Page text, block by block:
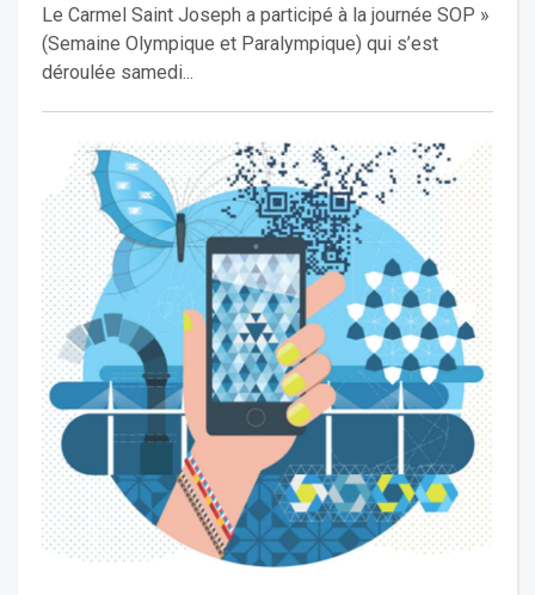
Le Carmel Saint Joseph a participé à la journée SOP »
(Semaine Olympique et Paralympique) qui s’est
déroulée samedi...